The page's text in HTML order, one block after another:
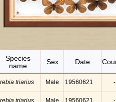
Species
name
Sex Date
triarius Male 19560621 -
triarius Male 19560621 -